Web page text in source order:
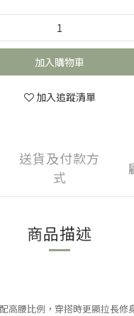
加入購物車
加入追蹤清單
送貨及付款方
式
商品描述
高腰比例，穿搭時更顯拉長修